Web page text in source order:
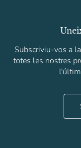
Subscriviu-vos a
totes les nostres